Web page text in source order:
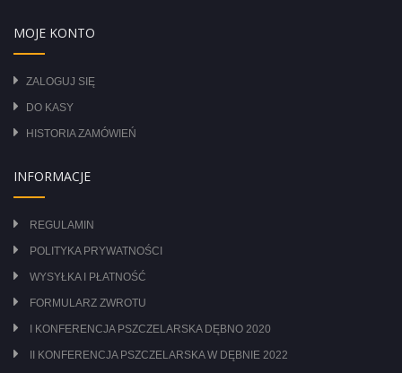
MOJE KONTO
ZALOGUJ SIĘ
DO KASY
HISTORIA ZAMÓWIEŃ
INFORMACJE
REGULAMIN
POLITYKA PRYWATNOŚCI
WYSYŁKA I PŁATNOŚĆ
FORMULARZ ZWROTU
I KONFERENCJA PSZCZELARSKA DĘBNO 2020
II KONFERENCJA PSZCZELARSKA W DĘBNIE 2022